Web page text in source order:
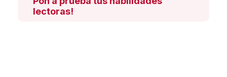
lectoras!